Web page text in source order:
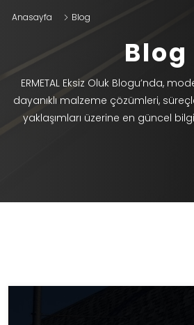
Blog
ERMETAL Eksiz Oluk Blogu’nda,
dayanıklı malzeme çözümleri,
yaklaşımları üzerine en güncel
Anasayfa Blog